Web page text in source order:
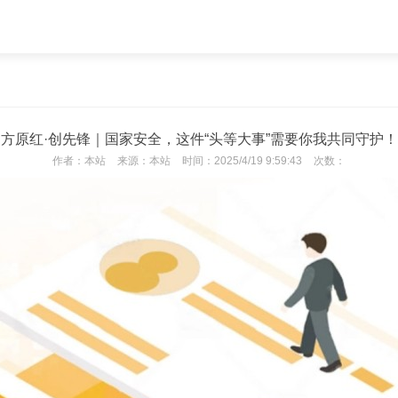
方原红·创先锋｜国家安全，这件“头等大事”需要你我共同守护！
作者： 本站 来源： 本站 时间： 2025/4/19 9:59:43 次数：